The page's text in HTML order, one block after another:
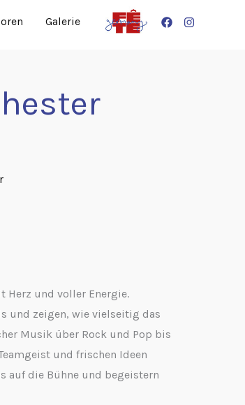
Galerie
Herz und voller Energie.
und zeigen, wie vielseitig das
Musik über Rock und Pop bis
und frischen Ideen
auf die Bühne und begeistern